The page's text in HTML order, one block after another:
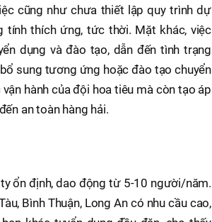
cũng như chưa thiết lập quy trình dự
tính thích ứng, tức thời. Mặt khác, việc
dụng và đào tạo, dẫn đến tình trạng
sung tương ứng hoặc đào tạo chuyển
hành của đội hoa tiêu mà còn tạo áp
an toàn hàng hải.
ổn định, dao động từ 5-10 người/năm.
Bình Thuận, Long An có nhu cầu cao,